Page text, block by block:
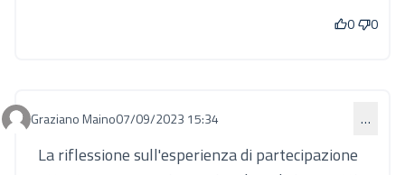
0 0
Commento 848
Graziano Maino07/09/2023 15:34 …
La riflessione sull'esperienza di partecipazione